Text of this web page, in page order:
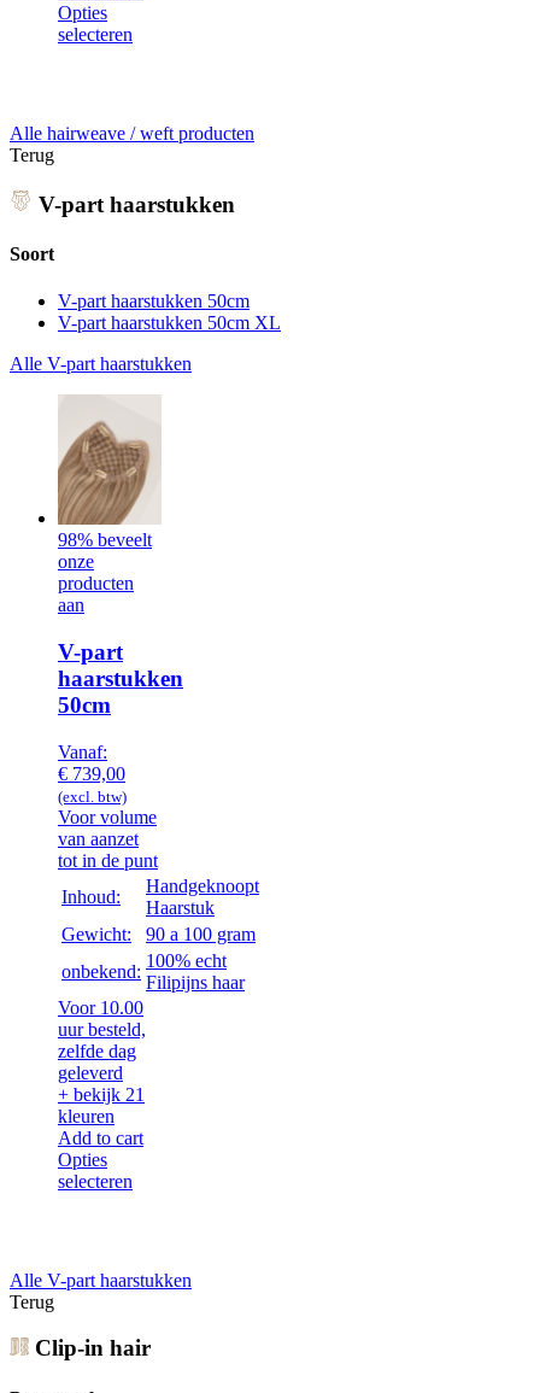
Opties
selecteren
Alle hairweave / weft producten
Terug
V-part haarstukken
Soort
V-part haarstukken 50cm
V-part haarstukken 50cm XL
Alle V-part haarstukken
98% beveelt
onze
producten
aan
V-part
haarstukken
50cm
Vanaf:
€ 739,00
(excl. btw)
Voor volume
van aanzet
tot in de punt
Inhoud:
Handgeknoopt
Haarstuk
Gewicht:
90 a 100 gram
onbekend:
100% echt
Filipijns haar
Voor 10.00
uur besteld,
zelfde dag
geleverd
+ bekijk 21
kleuren
Add to cart
Opties
selecteren
Alle V-part haarstukken
Terug
Clip-in hair